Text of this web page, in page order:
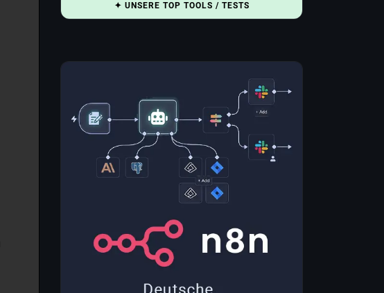
✦ UNSERE TOP TOOLS / TESTS